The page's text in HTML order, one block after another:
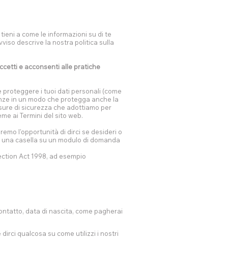
a come le informazioni su di te
descrive la nostra politica sulla
e acconsenti alle pratiche
proteggere i tuoi dati personali (come
in un modo che protegga anche la
di sicurezza che adottiamo per
ai Termini del sito web.
l'opportunità di dirci se desideri o
casella su un modulo di domanda
Act 1998, ad esempio
data di nascita, come pagherai
qualcosa su come utilizzi i nostri